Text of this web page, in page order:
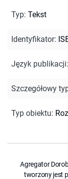
Typ: Tekst
Identyfikator:
Język publikacji:
Szczegółowy
Typ obiektu:
Agregator
tworzony jest